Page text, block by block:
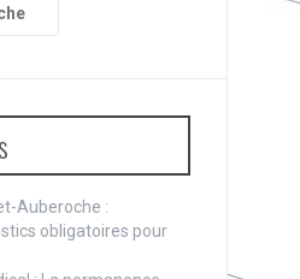
Auberoche :
obligatoires pour